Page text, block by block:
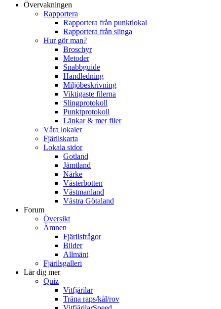
Övervakningen
Rapportera
Rapportera från punktlokal
Rapportera från slinga
Hur gör man?
Broschyr
Metoder
Snabbguide
Handledning
Miljöbeskrivning
Viktigaste filerna
Slingprotokoll
Punktprotokoll
Länkar & mer filer
Våra lokaler
Fjärilskarta
Lokala sidor
Gotland
Jämtland
Närke
Västerbotten
Västmanland
Västra Götaland
Forum
Översikt
Ämnen
Fjärilsfrågor
Bilder
Allmänt
Fjärilsgalleri
Lär dig mer
Quiz
Vitfjärilar
Träna raps/kål/rov